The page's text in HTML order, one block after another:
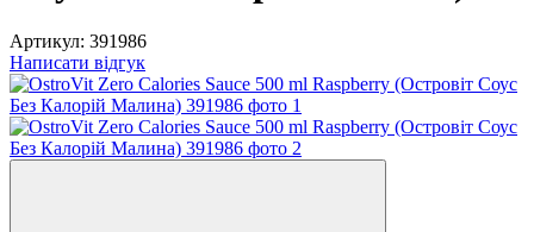
Артикул: 391986
Написати відгук